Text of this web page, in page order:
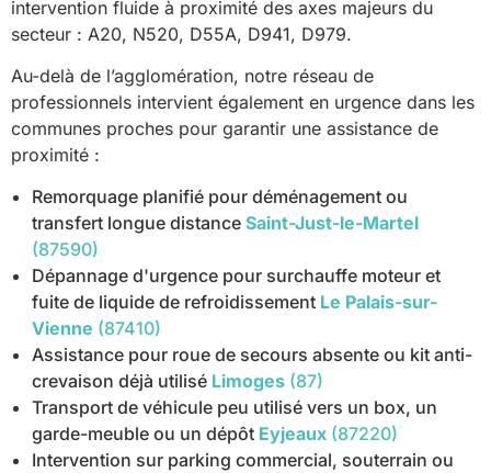
intervention fluide à proximité des axes majeurs du
secteur : A20, N520, D55A, D941, D979.
Au-delà de l’agglomération, notre réseau de
professionnels intervient également en urgence dans les
communes proches pour garantir une assistance de
proximité :
Remorquage planifié pour déménagement ou
transfert longue distance Saint-Just-le-Martel
(87590)
Dépannage d'urgence pour surchauffe moteur et
fuite de liquide de refroidissement Le Palais-sur-
Vienne (87410)
Assistance pour roue de secours absente ou kit anti-
crevaison déjà utilisé Limoges (87)
Transport de véhicule peu utilisé vers un box, un
garde-meuble ou un dépôt Eyjeaux (87220)
Intervention sur parking commercial, souterrain ou